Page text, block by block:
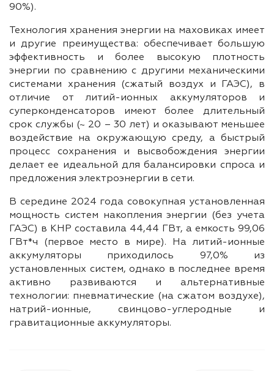
90%).
Технология хранения энергии на маховиках имеет
и другие преимущества: обеспечивает большую
эффективность и более высокую плотность
энергии по сравнению с другими механическими
системами хранения (сжатый воздух и ГАЭС), в
отличие от литий-ионных аккумуляторов и
суперконденсаторов имеют более длительный
срок службы (~ 20 – 30 лет) и оказывают меньшее
воздействие на окружающую среду, а быстрый
процесс сохранения и высвобождения энергии
делает ее идеальной для балансировки спроса и
предложения электроэнергии в сети.
В середине 2024 года совокупная установленная
мощность систем накопления энергии (без учета
ГАЭС) в КНР составила 44,44 ГВт, а емкость 99,06
ГВт*ч (первое место в мире). На литий-ионные
аккумуляторы приходилось 97,0% из
установленных систем, однако в последнее время
активно развиваются и альтернативные
технологии: пневматические (на сжатом воздухе),
натрий-ионные, свинцово-углеродные и
гравитационные аккумуляторы.